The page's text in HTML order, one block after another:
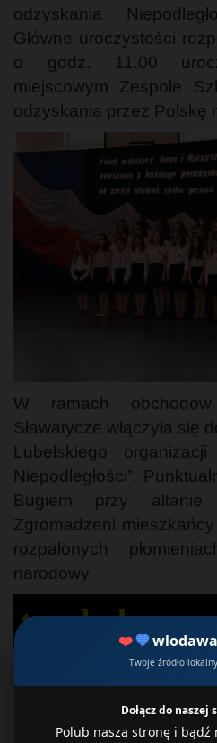
❤️ 💙
Twoje źródło
Dołącz do naszej
Polub naszą stronę i bądź
odzyskania
Główne uroczystości
o godz. 11.00
miejscowym Zespole
odzyskania przez Polskę
W ramach
Sławatycze włączyła się
Lubelskiego
Niepodległości”.
Bugiem przy altanie
Zgromadzeni
rozpalonych
narodowy.